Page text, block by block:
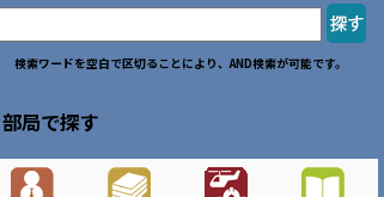
検索ワードを空白で区切ることにより、AND検索が可能です。
部局で探す